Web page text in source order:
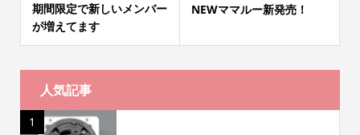
期間限定で新しいメンバー
が増えてます
NEWママルー新発売！
人気記事
1